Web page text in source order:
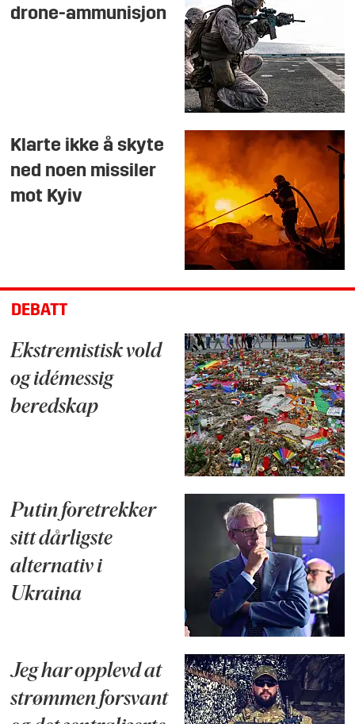
drone-ammunisjon
Klarte ikke å skyte
ned noen missiler
mot Kyiv
DEBATT
Ekstremistisk vold
og idémessig
beredskap
Putin foretrekker
sitt dårligste
alternativ i
Ukraina
Jeg har opplevd at
strømmen forsvant